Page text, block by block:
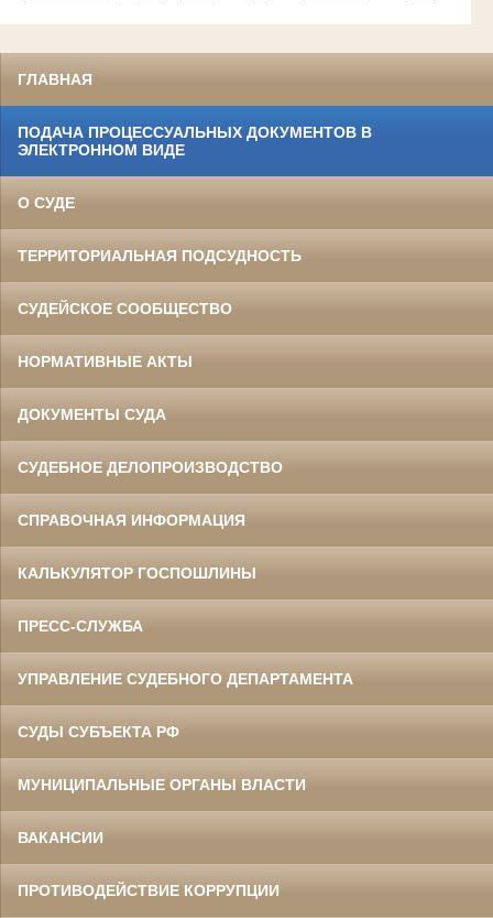
ГЛАВНАЯ
ПОДАЧА ПРОЦЕССУАЛЬНЫХ ДОКУМЕНТОВ В
ЭЛЕКТРОННОМ ВИДЕ
О СУДЕ
ТЕРРИТОРИАЛЬНАЯ ПОДСУДНОСТЬ
СУДЕЙСКОЕ СООБЩЕСТВО
НОРМАТИВНЫЕ АКТЫ
ДОКУМЕНТЫ СУДА
СУДЕБНОЕ ДЕЛОПРОИЗВОДСТВО
СПРАВОЧНАЯ ИНФОРМАЦИЯ
КАЛЬКУЛЯТОР ГОСПОШЛИНЫ
ПРЕСС-СЛУЖБА
УПРАВЛЕНИЕ СУДЕБНОГО ДЕПАРТАМЕНТА
СУДЫ СУБЪЕКТА РФ
МУНИЦИПАЛЬНЫЕ ОРГАНЫ ВЛАСТИ
ВАКАНСИИ
ПРОТИВОДЕЙСТВИЕ КОРРУПЦИИ